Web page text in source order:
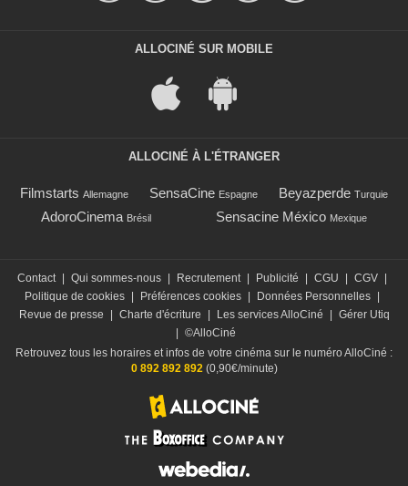
ALLOCINÉ SUR MOBILE
ALLOCINÉ À L'ÉTRANGER
Filmstarts Allemagne SensaCine Espagne Beyazperde Turquie
AdoroCinema Brésil Sensacine México Mexique
Contact Qui sommes-nous Recrutement Publicité CGU CGV
Politique de cookies
Préférences cookies Données Personnelles
Revue de presse
Charte d'écriture Les services AlloCiné
Gérer Utiq
©AlloCiné
Retrouvez tous les horaires et infos de votre cinéma sur le numéro AlloCiné :
0 892 892 892(0,90€/minute)